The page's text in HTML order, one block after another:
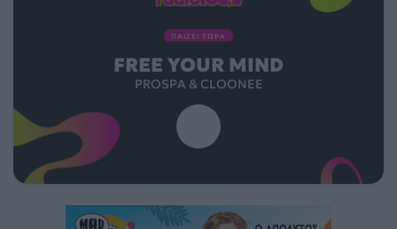
ΠΑΙΖΕΙ ΤΩΡΑ
FREE YOUR MIND
PROSPA & CLOONEE